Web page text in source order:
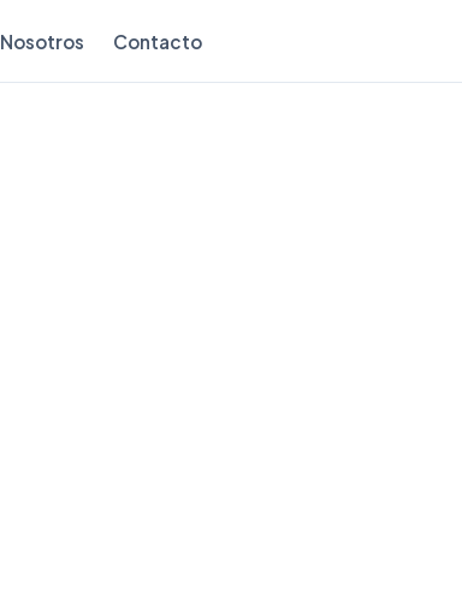
Nosotros Contacto